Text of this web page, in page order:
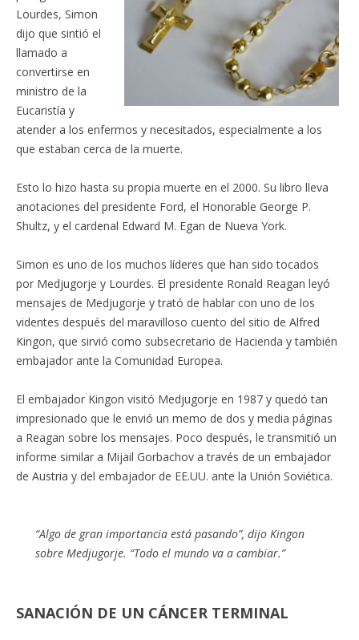
Lourdes, Simon
dijo que sintió el
llamado a
convertirse en
ministro de la
Eucaristía y
atender a los enfermos y necesitados, especialmente a los
que estaban cerca de la muerte.
Esto lo hizo hasta su propia muerte en el 2000. Su libro lleva
anotaciones del presidente Ford, el Honorable George P.
Shultz, y el cardenal Edward M. Egan de Nueva York.
Simon es uno de los muchos líderes que han sido tocados
por Medjugorje y Lourdes. El presidente Ronald Reagan leyó
mensajes de Medjugorje y trató de hablar con uno de los
videntes después del maravilloso cuento del sitio de Alfred
Kingon, que sirvió como subsecretario de Hacienda y también
embajador ante la Comunidad Europea.
El embajador Kingon visitó Medjugorje en 1987 y quedó tan
impresionado que le envió un memo de dos y media páginas
a Reagan sobre los mensajes. Poco después, le transmitió un
informe similar a Mijail Gorbachov a través de un embajador
de Austria y del embajador de EE.UU. ante la Unión Soviética.
“Algo de gran importancia está pasando”, dijo Kingon
sobre Medjugorje. “Todo el mundo va a cambiar.”
SANACIÓN DE UN CÁNCER TERMINAL